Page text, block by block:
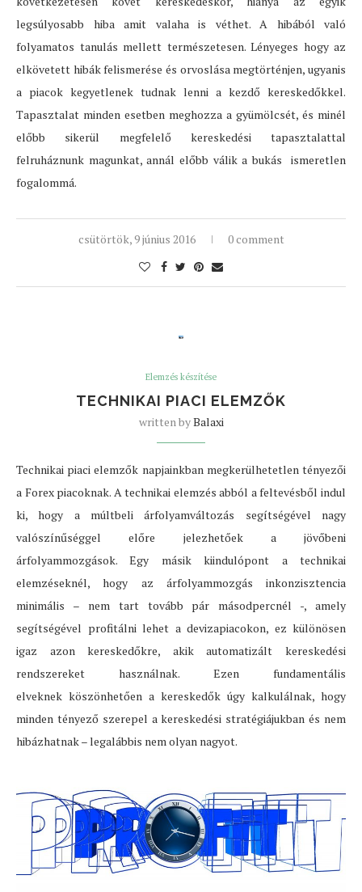
legsúlyosabb hiba amit valaha is véthet. A hibából való
folyamatos tanulás mellett természetesen. Lényeges hogy az
elkövetett hibák felismerése és orvoslása megtörténjen, ugyanis
a piacok kegyetlenek tudnak lenni a kezdő kereskedőkkel.
Tapasztalat minden esetben meghozza a gyümölcsét, és minél
előbb sikerül megfelelő kereskedési tapasztalattal
felruháznunk magunkat, annál előbb válik a bukás ismeretlen
fogalommá.
csütörtök, 9 június 2016 0 comment
Elemzés készítése
TECHNIKAI PIACI ELEMZŐK
written byBalaxi
Technikai piaci elemzők napjainkban megkerülhetetlen tényezői
a Forex piacoknak. A technikai elemzés abból a feltevésből indul
ki, hogy a múltbeli árfolyamváltozás segítségével nagy
valószínűséggel előre jelezhetőek a jövőbeni
árfolyammozgások. Egy másik kiindulópont a technikai
elemzéseknél, hogy az árfolyammozgás inkonzisztencia
minimális – nem tart tovább pár másodpercnél -, amely
segítségével profitálni lehet a devizapiacokon, ez különösen
igaz azon kereskedőkre, akik automatizált kereskedési
rendszereket használnak. Ezen fundamentális
elveknek köszönhetően a kereskedők úgy kalkulálnak, hogy
minden tényező szerepel a kereskedési stratégiájukban és nem
hibázhatnak – legalábbis nem olyan nagyot.